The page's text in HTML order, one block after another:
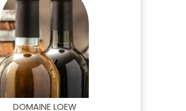
DOMAINE LOEW